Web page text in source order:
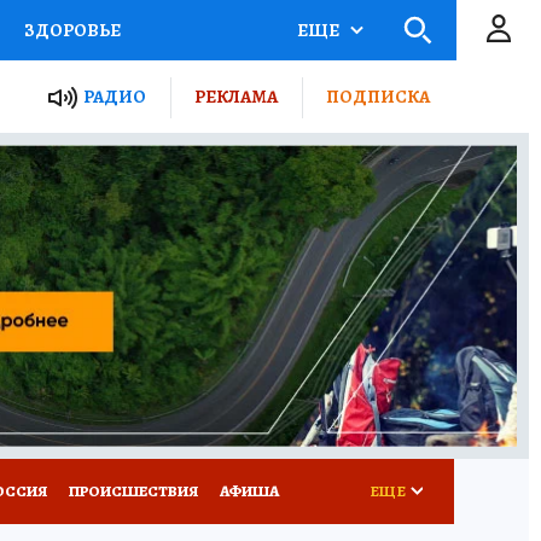
ЗДОРОВЬЕ
РОССИИ
ПУТЕВОДИТЕЛЬ
ТУРИЗМ
ПОТРЕБИТЕЛЯ ВСЕ О КП
ЕЩЕ
РАДИО РЕКЛАМА ПОДПИСКА
ПРОИСШЕСТВИЯ АФИША ЕЩЕ